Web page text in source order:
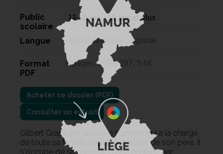
Public
scolaire
12-15 ans 15 ans et plus
Langue version originale anglaise
Format
PDF
8 pages, 210 x 297, 5,6€
Consulter un extrait
Gilbert Grape est un jeune homme qui a la charge
de toute sa famille depuis le suicide de son père. Il
s'occupe de sa mère devenue énorme par